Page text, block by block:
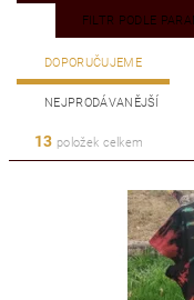
FILTR PODLE
DOPORUČUJEME
NEJPRODÁVANĚJŠÍ
13 položek celkem